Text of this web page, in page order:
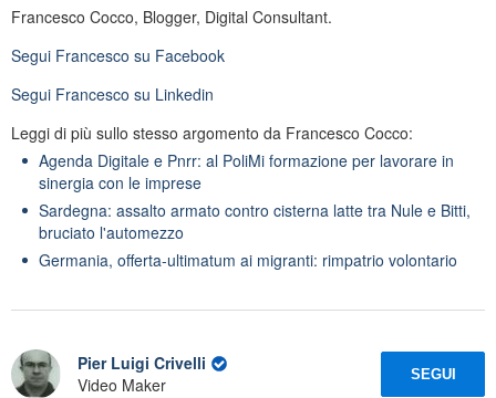
Francesco Cocco, Blogger, Digital Consultant.
Segui Francesco su Facebook
Segui Francesco su Linkedin
Leggi di più sullo stesso argomento da Francesco Cocco:
Agenda Digitale e Pnrr: al PoliMi formazione per lavorare in
sinergia con le imprese
Sardegna: assalto armato contro cisterna latte tra Nule e Bitti,
bruciato l'automezzo
Germania, offerta-ultimatum ai migranti: rimpatrio volontario
Pier Luigi Crivelli
Video Maker
SEGUI